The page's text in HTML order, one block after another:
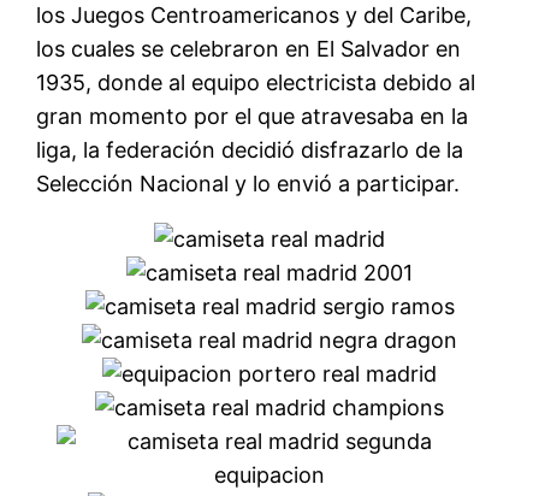
los Juegos Centroamericanos y del Caribe,
los cuales se celebraron en El Salvador en
1935, donde al equipo electricista debido al
gran momento por el que atravesaba en la
liga, la federación decidió disfrazarlo de la
Selección Nacional y lo envió a participar.